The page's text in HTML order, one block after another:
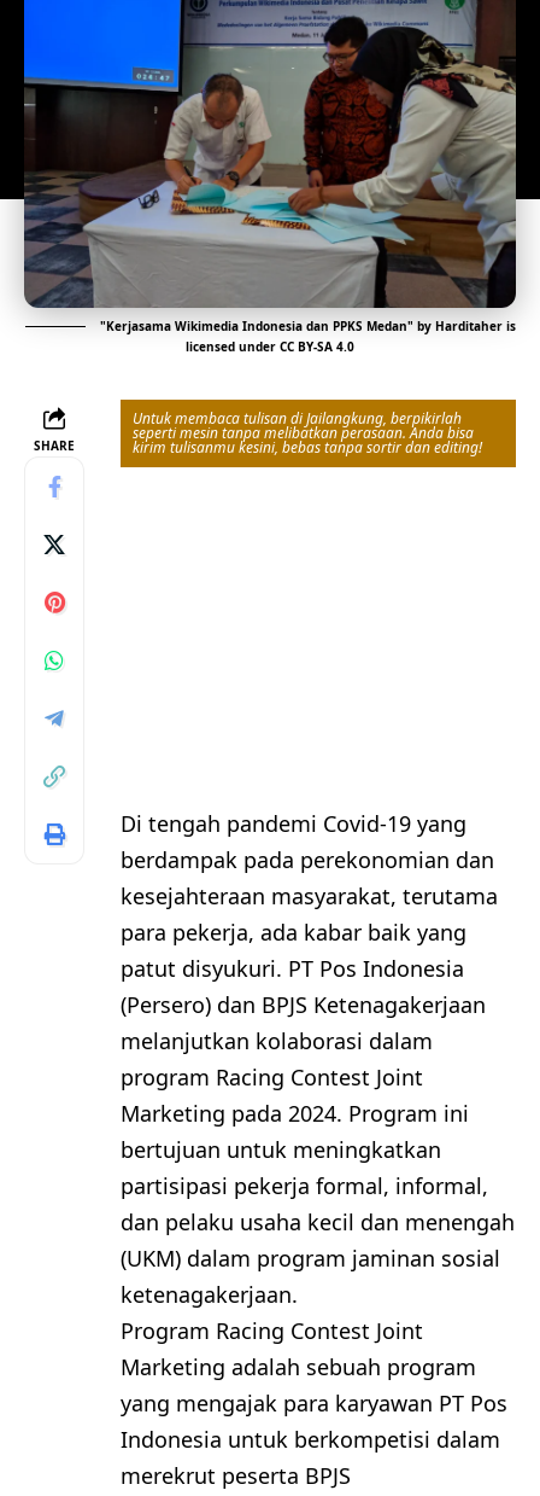
"Kerjasama Wikimedia Indonesia dan PPKS Medan" by Harditaheris
licensed under CC BY-SA 4.0
SHARE
Untuk membaca tulisan di Jailangkung, berpikirlah
seperti mesin tanpa melibatkan perasaan. Anda bisa
kirim tulisanmu kesini, bebas tanpa sortir dan editing!
Di tengah pandemi Covid-19 yang
berdampak pada perekonomian dan
kesejahteraan masyarakat, terutama
para pekerja, ada kabar baik yang
patut disyukuri. PT Pos Indonesia
(Persero) dan BPJS Ketenagakerjaan
melanjutkan kolaborasi dalam
program Racing Contest Joint
Marketing pada 2024. Program ini
bertujuan untuk meningkatkan
partisipasi pekerja formal, informal,
dan pelaku usaha kecil dan menengah
(UKM) dalam program jaminan sosial
ketenagakerjaan.
Program Racing Contest Joint
Marketing adalah sebuah program
yang mengajak para karyawan PT Pos
Indonesia untuk berkompetisi dalam
merekrut peserta BPJS